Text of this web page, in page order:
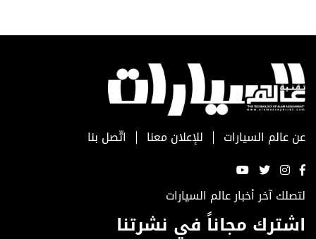
عن عالم السيارات للإعلان معنا اتّصل بنا
لتصلك آخر أخبار عالم السيارات
اشترك مجاناً في نشرتنا